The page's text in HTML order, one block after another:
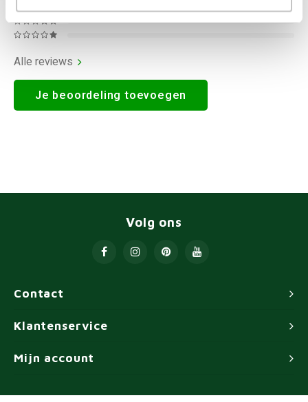
Alle reviews
Je beoordeling toevoegen
Contact
Volg ons
Klantenservice
Mijn account